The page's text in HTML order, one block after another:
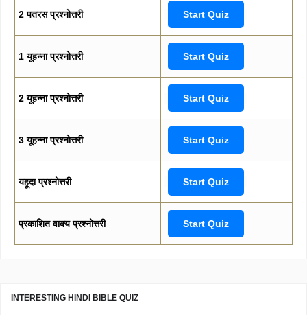
2 पतरस प्रश्नोत्तरी Start Quiz
1 यूहन्ना प्रश्नोत्तरी Start Quiz
2 यूहन्ना प्रश्नोत्तरी Start Quiz
3 यूहन्ना प्रश्नोत्तरी Start Quiz
यहूदा प्रश्नोत्तरी Start Quiz
प्रकाशित वाक्य प्रश्नोत्तरी Start Quiz
INTERESTING HINDI BIBLE QUIZ